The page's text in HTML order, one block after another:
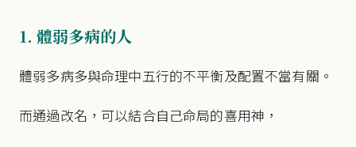
1. 體弱多病的人
體弱多病多與命理中五行的不平衡及配置不當有關。
而通過改名，可以結合自己命局的喜用神，